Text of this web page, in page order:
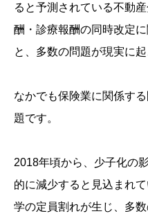
ると予測されている不動
酬・診療報酬の同時改定
と、多数の問題が現実に起
なかでも保険業に関係す
題です。
2018年頃から、少子化の
的に減少すると見込まれ
学の定員割れが生じ、多